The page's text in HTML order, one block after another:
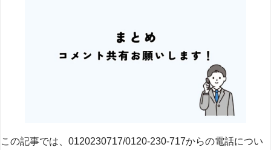
この記事では、0120230717/0120-230-717からの電話につい